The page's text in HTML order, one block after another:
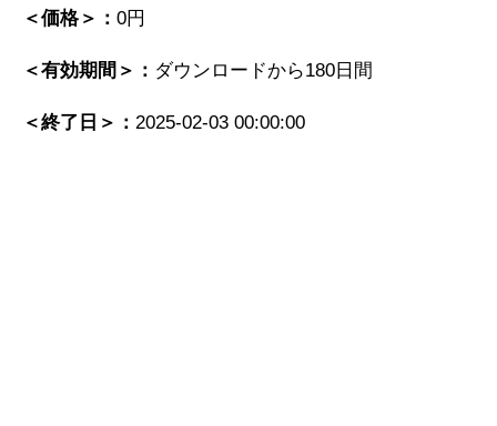
＜価格＞： 0円
＜有効期間＞： ダウンロードから180日間
＜終了日＞： 2025-02-03 00:00:00